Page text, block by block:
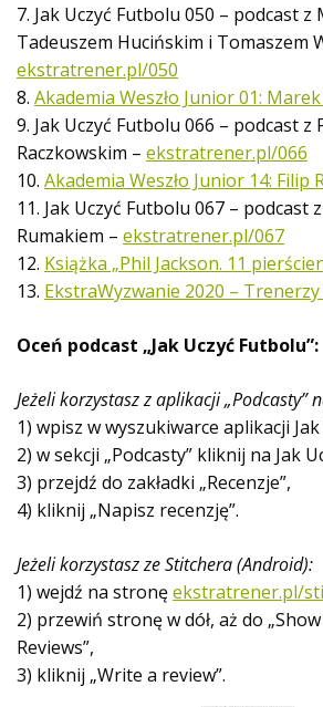
7. Jak Uczyć Futbolu 050 – podcast z
Tadeuszem Hucińskim i Tomaszem
ekstratrener.pl/050
8.Akademia Weszło Junior 01:
9. Jak Uczyć Futbolu 066 – podcast z
Raczkowskim –ekstratrener.pl/066
10.Akademia Weszło Junior 14: Filip
11. Jak Uczyć Futbolu 067 – podcast
Rumakiem –ekstratrener.pl/067
12. Książka „Phil Jackson. 11
13. EkstraWyzwanie 2020 – Trenerzy
Oceń podcast „Jak Uczyć Futbolu”:
Jeżeli korzystasz z aplikacji „Podcasty”
1) wpisz w wyszukiwarce aplikacji
2) w sekcji „Podcasty” kliknij na Jak
3) przejdź do zakładki „Recenzje”,
4) kliknij „Napisz recenzję”.
Jeżeli korzystasz ze Stitchera (Android):
1) wejdź na stronęekstratrener.pl/
2) przewiń stronę w dół, aż do
Reviews”,
3) kliknij „Write a review”.